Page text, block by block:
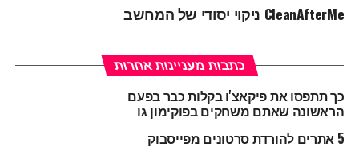
CleanAfterMe ניקוי יסודי של המחשב
כתבות מעניינות אחרות
כך תתפסו את פיקאצ'ו בקלות כבר בפעם
הראשונה שאתם משחקים בפוקימון גו
5 אתרים להורדת סרטונים מפייסבוק